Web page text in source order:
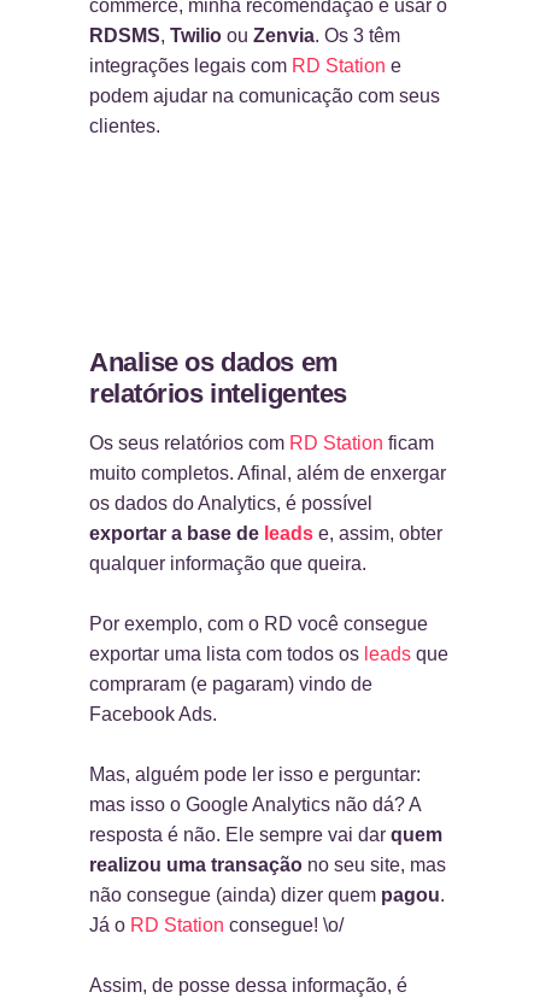
commerce, minha recomendação é usar o
RDSMS, Twilio ou Zenvia. Os 3 têm
integrações legais com RD Station e
podem ajudar na comunicação com seus
clientes.
Analise os dados em
relatórios inteligentes
Os seus relatórios com RD Station ficam
muito completos. Afinal, além de enxergar
os dados do Analytics, é possível
exportar a base de leads e, assim, obter
qualquer informação que queira.
Por exemplo, com o RD você consegue
exportar uma lista com todos os leads que
compraram (e pagaram) vindo de
Facebook Ads.
Mas, alguém pode ler isso e perguntar:
mas isso o Google Analytics não dá? A
resposta é não. Ele sempre vai dar quem
realizou uma transação no seu site, mas
não consegue (ainda) dizer quem pagou.
Já o RD Station consegue! \o/
Assim, de posse dessa informação, é